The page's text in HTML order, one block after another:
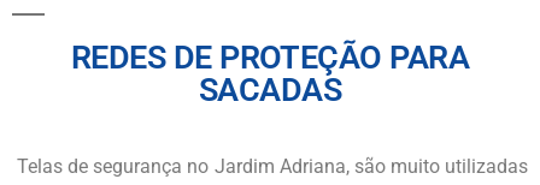
REDES DE PROTEÇÃO PARA
SACADAS
Telas de segurança no Jardim Adriana, são muito utilizadas